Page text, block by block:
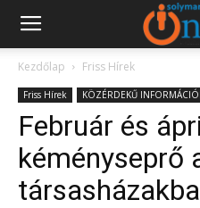
Kezdőlap Friss Hírek
Friss Hírek KÖZÉRDEKŰ
Február és
kéményseprő
társasházakba